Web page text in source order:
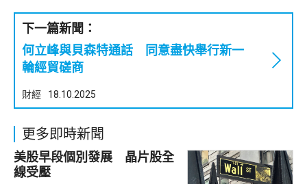
下一篇新聞：
何立峰與貝森特通話 同意盡快舉行新一
輪經貿磋商
財經 18.10.2025
更多即時新聞
美股早段個別發展 晶片股全
線受壓